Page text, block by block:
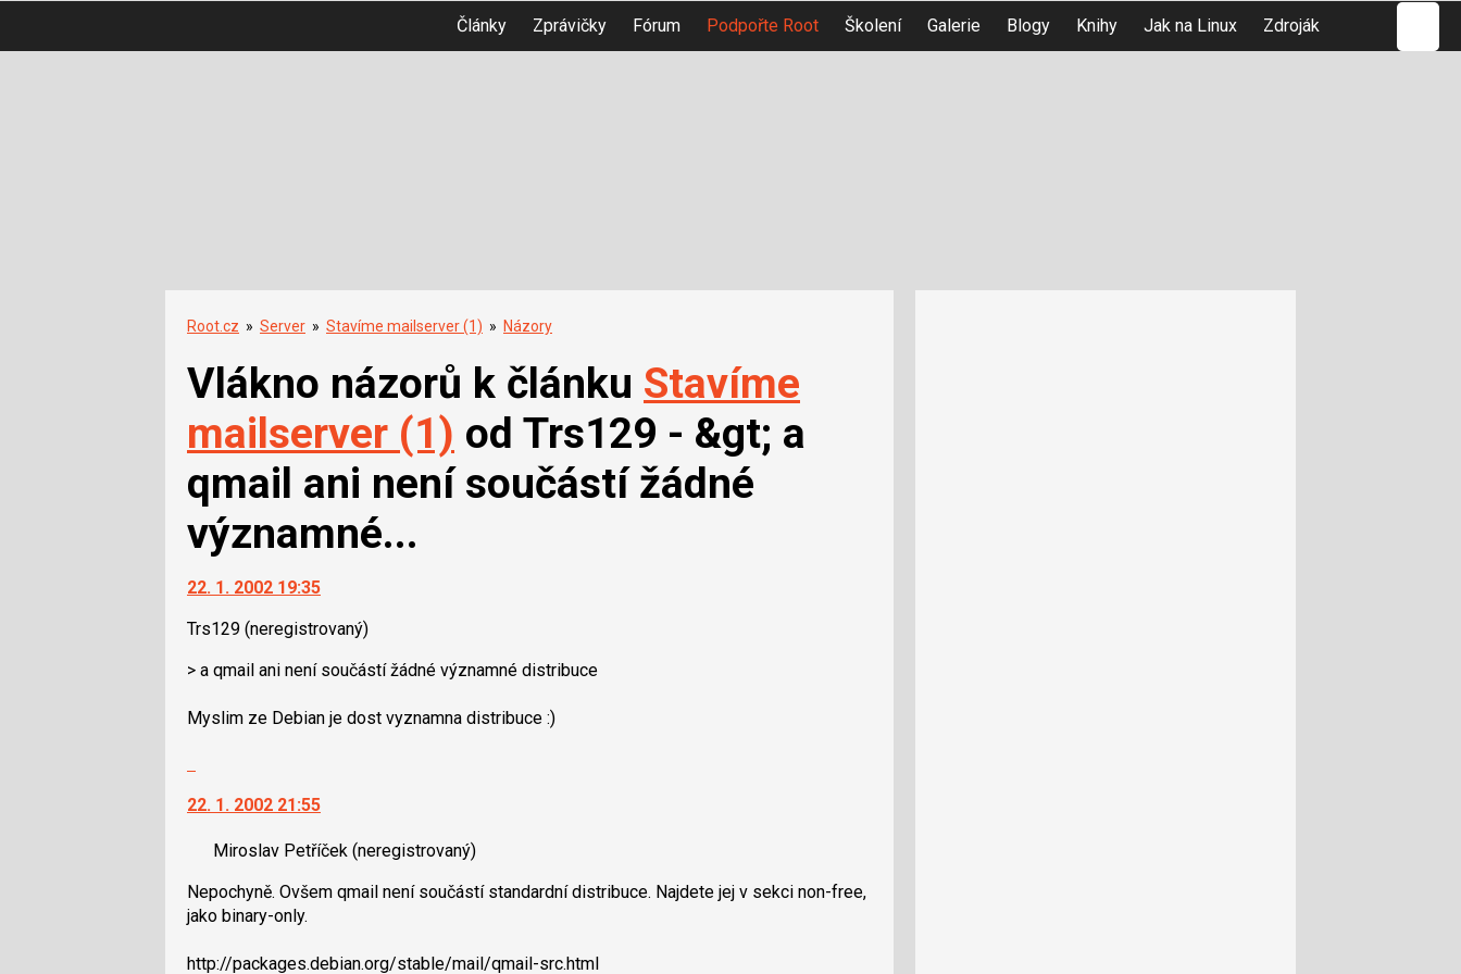
Články Zprávičky Fórum Podpořte Root Školení Galerie Blogy Knihy Jak na Linux Zdroják
Root.cz » Server » Stavíme mailserver (1) » Názory
Vlákno názorů k článku Stavíme
mailserver (1) od Trs129 - &gt; a
qmail ani není součástí žádné
významné...
22. 1. 2002 19:35
Trs129 (neregistrovaný)
> a qmail ani není součástí žádné významné distribuce
Myslim ze Debian je dost vyznamna distribuce :)
další
názor.
navigaci
lze
22. 1. 2002 21:55
Miroslav Petříček (neregistrovaný)
Nepochyně. Ovšem qmail není součástí standardní distribuce. Najdete jej v sekci non-free,
jako binary-only.
http://packages.debian.org/stable/mail/qmail-src.html